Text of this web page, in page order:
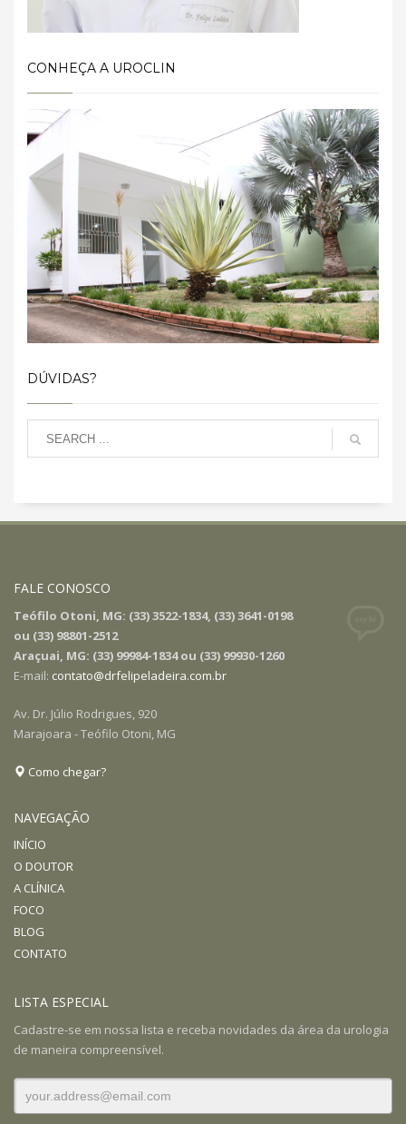
CONHEÇA A UROCLIN
DÚVIDAS?
FALE CONOSCO
Teófilo Otoni, MG: (33) 3522-1834, (33) 3641-0198
ou (33) 98801-2512
Araçuai, MG: (33) 99984-1834 ou (33) 99930-1260
E-mail: contato@drfelipeladeira.com.br
Av. Dr. Júlio Rodrigues, 920
Marajoara - Teófilo Otoni, MG
Como chegar?
NAVEGAÇÃO
INÍCIO
O DOUTOR
A CLÍNICA
FOCO
BLOG
CONTATO
LISTA ESPECIAL
Cadastre-se em nossa lista e receba novidades da área da urologia
de maneira compreensível.